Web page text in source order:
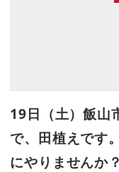
19日（土）飯山
で、田植えです
にやりませんか？